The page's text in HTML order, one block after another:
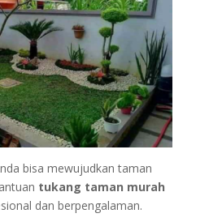
bisa mewujudkan taman
tukang taman murah
dan berpengalaman.